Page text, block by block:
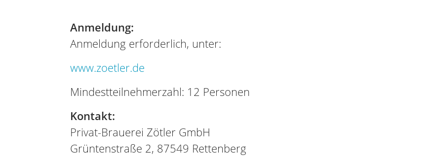
Anmeldung:
Anmeldung erforderlich, unter:
www.zoetler.de
Mindestteilnehmerzahl: 12 Personen
Kontakt:
Privat-Brauerei Zötler GmbH
Grüntenstraße 2, 87549 Rettenberg